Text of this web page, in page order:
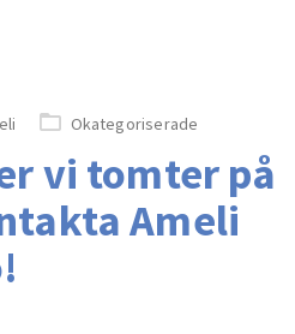
Okategoriserade
vi tomter på
Ameli